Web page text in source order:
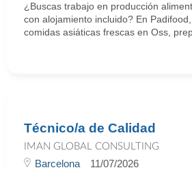
¿Buscas trabajo en producción
con alojamiento incluido? En
comidas asiáticas frescas en Oss,
Técnico/a de Calidad
IMAN GLOBAL CONSULTING
Barcelona 11/07/2026